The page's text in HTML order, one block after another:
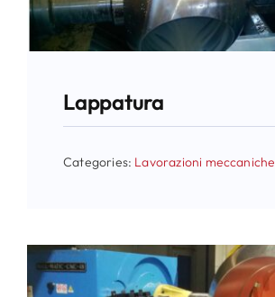
Lappatura
Categories: Lavorazioni meccaniche